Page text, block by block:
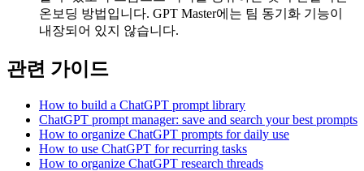
온보딩 방법입니다. GPT Master에는 팀 동기화 기능이
내장되어 있지 않습니다.
관련 가이드
How to build a ChatGPT prompt library
ChatGPT prompt manager: save and search your best prompts
How to organize ChatGPT prompts for daily use
How to use ChatGPT for recurring tasks
How to organize ChatGPT research threads